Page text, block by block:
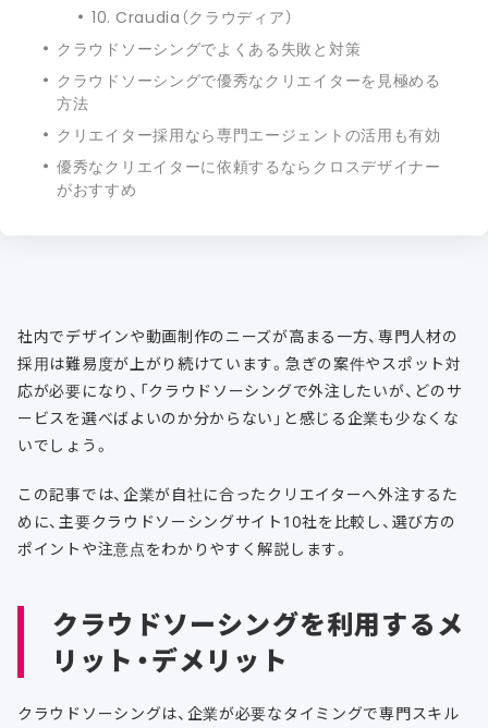
10. Craudia（クラウディア）
クラウドソーシングでよくある失敗と対策
クラウドソーシングで優秀なクリエイターを見極める
方法
クリエイター採用なら専門エージェントの活用も有効
優秀なクリエイターに依頼するならクロスデザイナー
がおすすめ
社内でデザインや動画制作のニーズが高まる一方、専門人材の
採用は難易度が上がり続けています。急ぎの案件やスポット対
応が必要になり、「クラウドソーシングで外注したいが、どのサ
ービスを選べばよいのか分からない」と感じる企業も少なくな
いでしょう。
この記事では、企業が自社に合ったクリエイターへ外注するた
めに、主要クラウドソーシングサイト10社を比較し、選び方の
ポイントや注意点をわかりやすく解説します。
クラウドソーシングを利用するメ
リット・デメリット
クラウドソーシングは、企業が必要なタイミングで専門スキル